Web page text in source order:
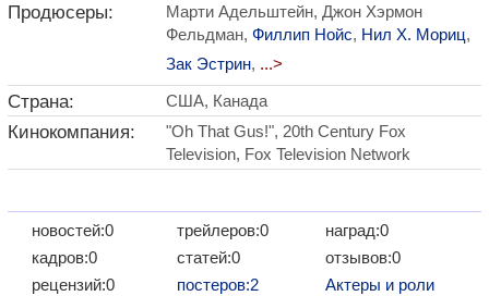
Продюсеры:
Марти Адельштейн, Джон Хэрмон
Фельдман, Филлип Нойс, Нил Х. Мориц,
Зак Эстрин, ...>
Страна: США, Канада
Кинокомпания:
"Oh That Gus!", 20th Century Fox
Television, Fox Television Network
новостей:0
кадров:0
рецензий:0
трейлеров:0
статей:0
постеров:2
наград:0
отзывов:0
Актеры и роли